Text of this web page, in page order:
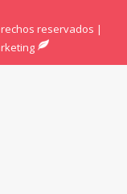
reservados |